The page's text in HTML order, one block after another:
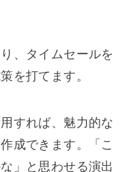
、タイムセールを
を打てます。
すれば、魅力的な
成できます。「こ
」と思わせる演出